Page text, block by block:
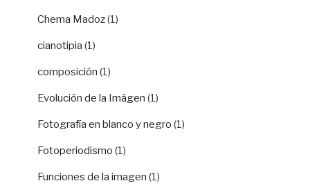
Chema Madoz(1)
cianotipia (1)
composición (1)
Evolución de la Imágen (1)
Fotografía en blanco y negro (1)
Fotoperiodismo (1)
Funciones de la imagen (1)